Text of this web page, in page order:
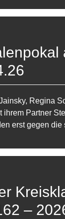
Regina
ihrem Partner
erst gegen die
–